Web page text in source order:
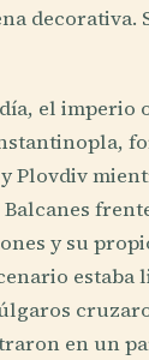
decorativa.
el imperio
Plovdiv
y su
estaba
en un